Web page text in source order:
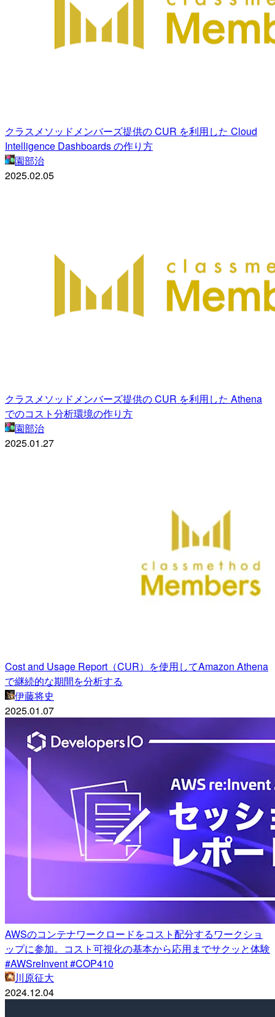
クラスメソッドメンバーズ提供の CUR を利用した Cloud
Intelligence Dashboards の作り方
園部治
2025.02.05
クラスメソッドメンバーズ提供の CUR を利用した Athena
でのコスト分析環境の作り方
園部治
2025.01.27
Cost and Usage Report（CUR）を使用してAmazon Athena
で継続的な期間を分析する
伊藤将史
2025.01.07
AWSのコンテナワークロードをコスト配分するワークショ
ップに参加。コスト可視化の基本から応用までサクッと体験
#AWSreInvent #COP410
川原征大
2024.12.04